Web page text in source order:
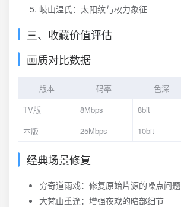
岐山温氏：太阳纹与权力象征
三、收藏价值评估
画质对比数据
版本 码率 色深
TV版
8Mbps 8bit
本版
25Mbps 10bit
经典场景修复
穷奇道雨戏：修复原始片源的噪点问题
大梵山重逢：增强夜戏的暗部细节